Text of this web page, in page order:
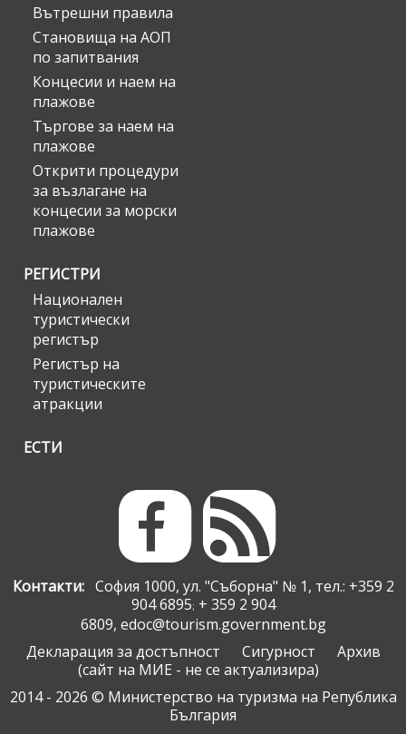
Вътрешни правила
Становища на АОП
по запитвания
Концесии и наем на
плажове
Търгове за наем на
плажове
Открити процедури
за възлагане на
концесии за морски
плажове
РЕГИСТРИ
Национален
туристически
регистър
Регистър на
туристическите
атракции
ЕСТИ
Контакти:София 1000, ул. "Съборна" № 1, тел.: +359 2
904 6895; + 359 2 904
6809, edoc@tourism.government.bg
Декларация за достъпност
Сигурност
Архив
(сайт на МИЕ - не се актуализира)
2014 - 2026 © Министерство на туризма на Република
България